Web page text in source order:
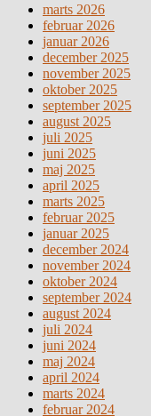
marts 2026
februar 2026
januar 2026
december 2025
november 2025
oktober 2025
september 2025
august 2025
juli 2025
juni 2025
maj 2025
april 2025
marts 2025
februar 2025
januar 2025
december 2024
november 2024
oktober 2024
september 2024
august 2024
juli 2024
juni 2024
maj 2024
april 2024
marts 2024
februar 2024